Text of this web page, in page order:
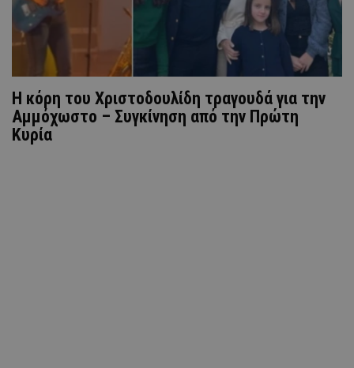
Η κόρη του Χριστοδουλίδη τραγουδά για την
Αμμόχωστο – Συγκίνηση από την Πρώτη
Κυρία